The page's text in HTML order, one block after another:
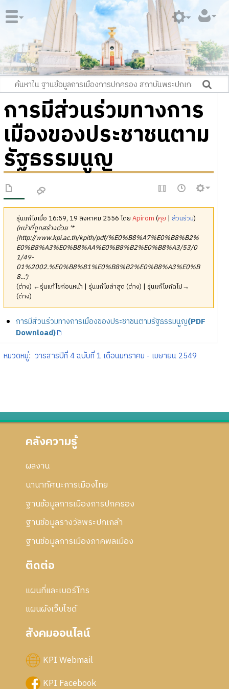
การมีส่วนร่วมทางการ
เมืองของประชาชนตาม
รัฐธรรมนูญ
รุ่นแก้ไขเมื่อ 16:59, 19 สิงหาคม 2556 โดยApirom (คุย | ส่วนร่วม)
(หน้าที่ถูกสร้างด้วย '*
[http://www.kpi.ac.th/kpith/pdf/%E0%B8%A7%E0%B8%B2%
E0%B8%A3%E0%B8%AA%E0%B8%B2%E0%B8%A3/53/0
1/49-
01%2002.%E0%B8%81%E0%B8%B2%E0%B8%A3%E0%B
8...')
(ต่าง) ←รุ่นแก้ไขก่อนหน้า | รุ่นแก้ไขล่าสุด (ต่าง) | รุ่นแก้ไขถัดไป→
(ต่าง)
การมีส่วนร่วมทางการเมืองของประชาชนตามรัฐธรรมนูญ(PDF
Download)
หมวดหมู่: วารสารปีที่ 4 ฉบับที่ 1 เดือนมกราคม - เมษายน 2549
คลังความรู้
ผลงาน
นานาทัศนะการเมืองไทย
ฐานข้อมูลการเมืองการปกครอง
ฐานข้อมูลรางวัลพระปกเกล้า
ฐานข้อมูลการเมืองภาคพลเมือง
ติดต่อ
แผนที่และเบอร์โทร
แผนผังเว็บไซด์
สังคมออนไลน์
KPI Webmail
KPI Facebook